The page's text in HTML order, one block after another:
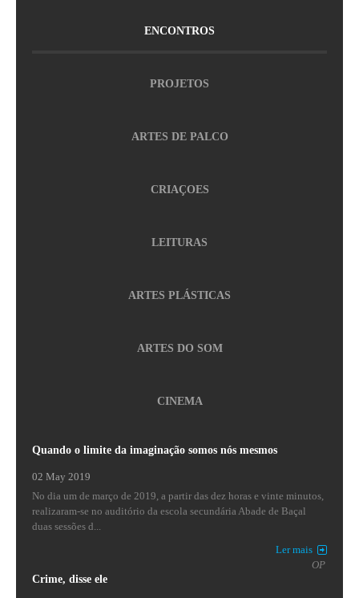
ENCONTROS
PROJETOS
ARTES DE PALCO
CRIAÇOES
LEITURAS
ARTES PLÁSTICAS
ARTES DO SOM
CINEMA
Quando o limite da imaginação somos nós mesmos
02 May 2019
No dia um de março de 2019, a partir das dez horas e vinte minutos,
realizaram-se no auditório da escola secundária Abade de Baçal
duas sessões d...
Ler mais
OP
Crime, disse ele